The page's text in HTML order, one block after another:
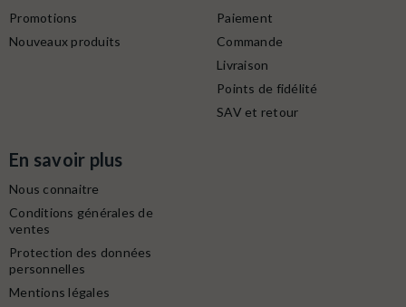
Promotions
Nouveaux produits
Paiement
Commande
Livraison
Points de fidélité
SAV et retour
En savoir plus
Nous connaitre
Conditions générales de
ventes
Protection des données
personnelles
Mentions légales